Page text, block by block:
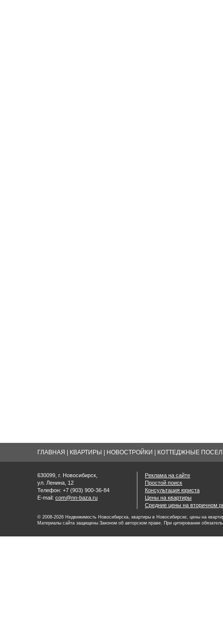
ГЛАВНАЯ КВАРТИРЫ НОВОСТРОЙКИ КОТТЕДЖНЫЕ
630099, г. Новосибирск,
ул. Ленина, 12
Телефон: +7 (903) 900-36-84
E-mail: com@nn-baza.ru
Реклама на сайте
Простой поиск
Консультация юриста
Цены на квартиры
Средние цены на вторичном
© 2008-2026 Недвижимость Новосибирска, квартиры в Новосибирске, цены на
Материалы сайта защищены Законом об авторском праве. При цитировании